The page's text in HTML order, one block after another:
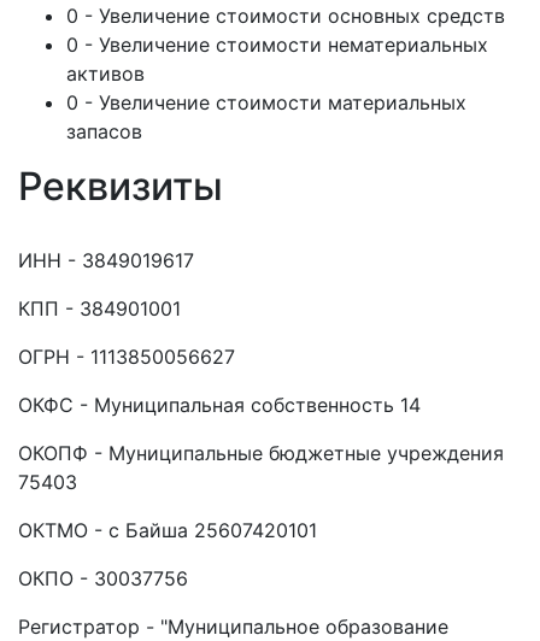
0 - Увеличение стоимости основных средств
0 - Увеличение стоимости нематериальных
активов
0 - Увеличение стоимости материальных
запасов
Реквизиты
ИНН - 3849019617
КПП - 384901001
ОГРН - 1113850056627
ОКФС - Муниципальная собственность 14
ОКОПФ - Муниципальные бюджетные учреждения
75403
ОКТМО - с Байша 25607420101
ОКПО - 30037756
Регистратор - "Муниципальное образование